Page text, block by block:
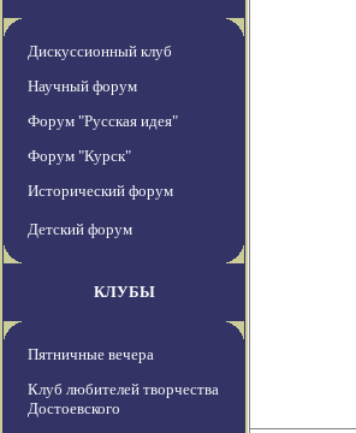
Дискуссионный клуб
Научный форум
Форум "Русская идея"
Форум "Курск"
Исторический форум
Детский форум
КЛУБЫ
Пятничные вечера
Клуб любителей творчества
Достоевского